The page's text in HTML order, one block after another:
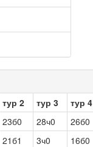
тур 2 тур 3 тур 4
23б0 28ч0 26б0
21б1 3ч0 16б0